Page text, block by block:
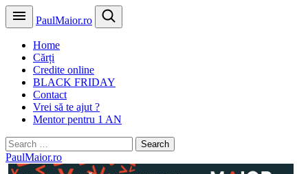
PaulMaior.ro
Home
Cărți
Credite online
BLACK FRIDAY
Contact
Vrei să te ajut ?
Mentor pentru 1 AN
Search
for:
PaulMaior.ro